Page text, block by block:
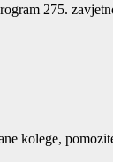
275.
kolege,